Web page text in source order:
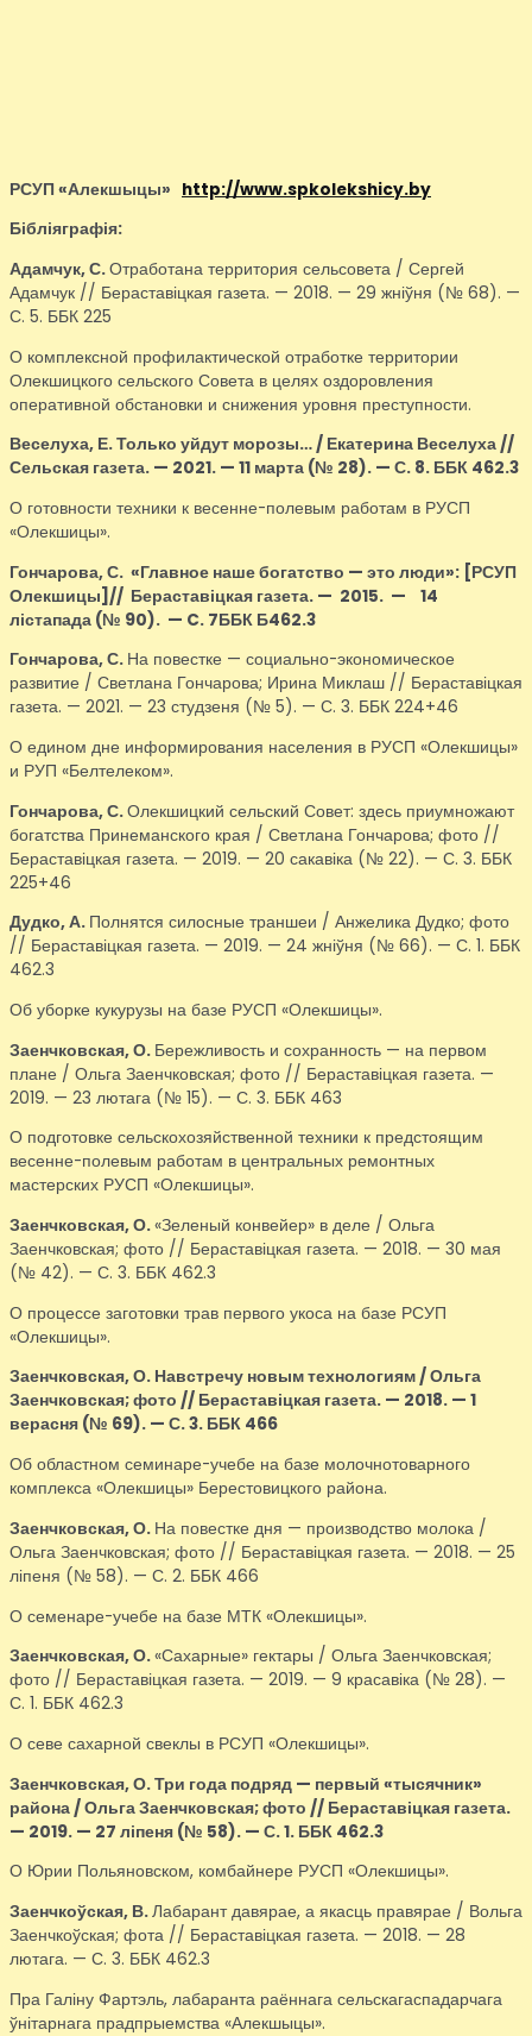
РСУП «Алекшыцы» http://www.spkolekshicy.by
Бібліяграфія:
Адамчук, С.Отработана территория сельсовета / Сергей
Адамчук // Бераставіцкая газета. — 2018. — 29 жніўня (№ 68). —
С. 5. ББК 225
О комплексной профилактической отработке территории
Олекшицкого сельского Совета в целях оздоровления
оперативной обстановки и снижения уровня преступности.
Веселуха, Е.Только уйдут морозы… / Екатерина Веселуха //
Сельская газета. — 2021. — 11 марта (№ 28). — С. 8. ББК 462.3
О готовности техники к весенне-полевым работам в РУСП
«Олекшицы».
Гончарова, С. «Главное наше богатство — это люди»: [РСУП
Олекшицы] // Бераставіцкая газета. — 2015. — 14
лістапада (№ 90). — C. 7ББК Б462.3
Гончарова, С. На повестке — социально-экономическое
развитие / Светлана Гончарова; Ирина Миклаш // Бераставіцкая
газета. — 2021. — 23 студзеня (№ 5). — С. 3. ББК 224+46
О едином дне информирования населения в РУСП «Олекшицы»
и РУП «Белтелеком».
Гончарова, С.Олекшицкий сельский Совет: здесь приумножают
богатства Принеманского края / Светлана Гончарова; фото //
Бераставіцкая газета. — 2019. — 20 сакавіка (№ 22). — С. 3. ББК
225+46
Дудко, А. Полнятся силосные траншеи / Анжелика Дудко; фото
// Бераставіцкая газета. — 2019. — 24 жніўня (№ 66). — С. 1. ББК
462.3
Об уборке кукурузы на базе РУСП «Олекшицы».
Заенчковская, О. Бережливость и сохранность — на первом
плане / Ольга Заенчковская; фото // Бераставіцкая газета. —
2019. — 23 лютага (№ 15). — С. 3. ББК 463
О подготовке сельскохозяйственной техники к предстоящим
весенне-полевым работам в центральных ремонтных
мастерских РУСП «Олекшицы».
Заенчковская, О.«Зеленый конвейер» в деле / Ольга
Заенчковская; фото // Бераставіцкая газета. — 2018. — 30 мая
(№ 42). — С. 3. ББК 462.3
О процессе заготовки трав первого укоса на базе РСУП
«Олекшицы».
Заенчковская, О. Навстречу новым технологиям / Ольга
Заенчковская; фото // Бераставіцкая газета. — 2018. — 1
верасня (№ 69). — С. 3. ББК 466
Об областном семинаре-учебе на базе молочнотоварного
комплекса «Олекшицы» Берестовицкого района.
Заенчковская, О. На повестке дня — производство молока /
Ольга Заенчковская; фото // Бераставіцкая газета. — 2018. — 25
ліпеня (№ 58). — С. 2. ББК 466
О семенаре-учебе на базе МТК «Олекшицы».
Заенчковская, О.«Сахарные» гектары / Ольга Заенчковская;
фото // Бераставіцкая газета. — 2019. — 9 красавіка (№ 28). —
С. 1. ББК 462.3
О севе сахарной свеклы в РСУП «Олекшицы».
Заенчковская, О.Три года подряд — первый «тысячник»
района / Ольга Заенчковская; фото // Бераставіцкая газета.
— 2019. — 27 ліпеня (№ 58). — С. 1. ББК 462.3
О Юрии Польяновском, комбайнере РУСП «Олекшицы».
Заенчкоўская, В.Лабарант давярае, а якасць правярае / Вольга
Заенчкоўская; фота // Бераставіцкая газета. — 2018. — 28
лютага. — С. 3. ББК 462.3
Пра Галіну Фартэль, лабаранта раённага сельскагаспадарчага
ўнітарнага прадпрыемства «Алекшыцы».